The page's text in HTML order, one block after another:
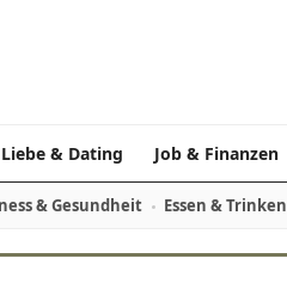
Liebe & Dating Job & Finanzen
& Gesundheit Essen & Trinken